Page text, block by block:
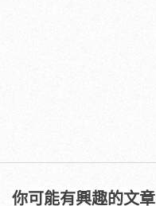
你可能有興趣的文章